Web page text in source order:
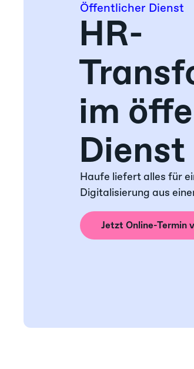
Öffentlicher Dienst
HR-
im
Dienst
Haufe liefert alles für
Digitalisierung aus
Jetzt Online-Termin